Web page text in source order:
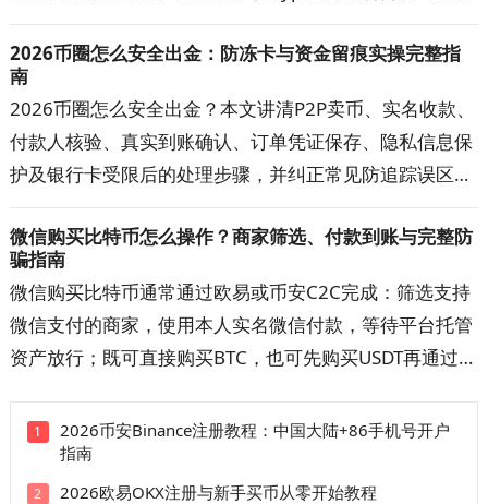
钱包用户选出主看盘App，并建立更可靠的数据核对方
案。
2026币圈怎么安全出金：防冻卡与资金留痕实操完整指
南
2026币圈怎么安全出金？本文讲清P2P卖币、实名收款、
付款人核验、真实到账确认、订单凭证保存、隐私信息保
护及银行卡受限后的处理步骤，并纠正常见防追踪误区。
误收涉诈款和账户异常的概率，出现问题时也更容易提交
完整材料。
微信购买比特币怎么操作？商家筛选、付款到账与完整防
骗指南
微信购买比特币通常通过欧易或币安C2C完成：筛选支持
微信支付的商家，使用本人实名微信付款，等待平台托管
资产放行；既可直接购买BTC，也可先购买USDT再通过
选区、商家筛选、扫码或好友转账、手续费、到账时间和
订单申诉。操作前先看防骗清单，避免付错款、超时取消
和平台外交易。
1
2026币安Binance注册教程：中国大陆+86手机号开户
指南
2 2026欧易OKX注册与新手买币从零开始教程